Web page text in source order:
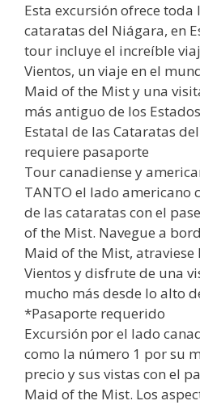
Esta excursión ofrece toda
cataratas del Niágara, en
tour incluye el increíble
Vientos, un viaje en el
Maid of the Mist y una
más antiguo de los
Estatal de las Cataratas
requiere pasaporte
Tour canadiense y
TANTO el lado americano
de las cataratas con el
of the Mist. Navegue a
Maid of the Mist, atraviese
Vientos y disfrute de una
mucho más desde lo alto
*Pasaporte requerido
Excursión por el lado
como la número 1 por su
precio y sus vistas con el
Maid of the Mist. Los